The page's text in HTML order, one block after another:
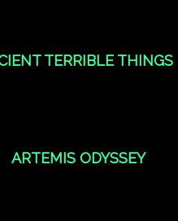
TERRIBLE THINGS
ARTEMIS ODYSSEY